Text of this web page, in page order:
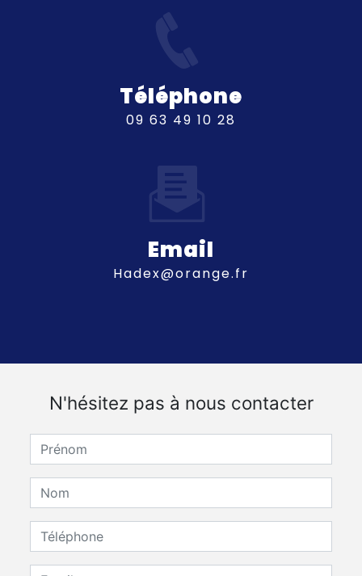
Téléphone
09 63 49 10 28
Email
hadex@orange.fr
N'hésitez pas à nous contacter